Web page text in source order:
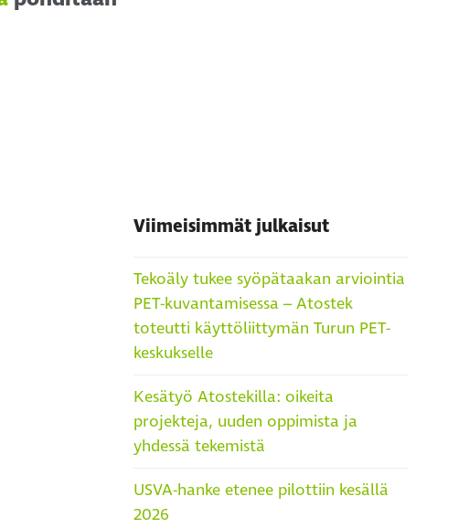
Viimeisimmät julkaisut
Tekoäly tukee syöpätaakan arviointia
PET-kuvantamisessa – Atostek
toteutti käyttöliittymän Turun PET-
keskukselle
Kesätyö Atostekilla: oikeita
projekteja, uuden oppimista ja
yhdessä tekemistä
USVA-hanke etenee pilottiin kesällä
2026